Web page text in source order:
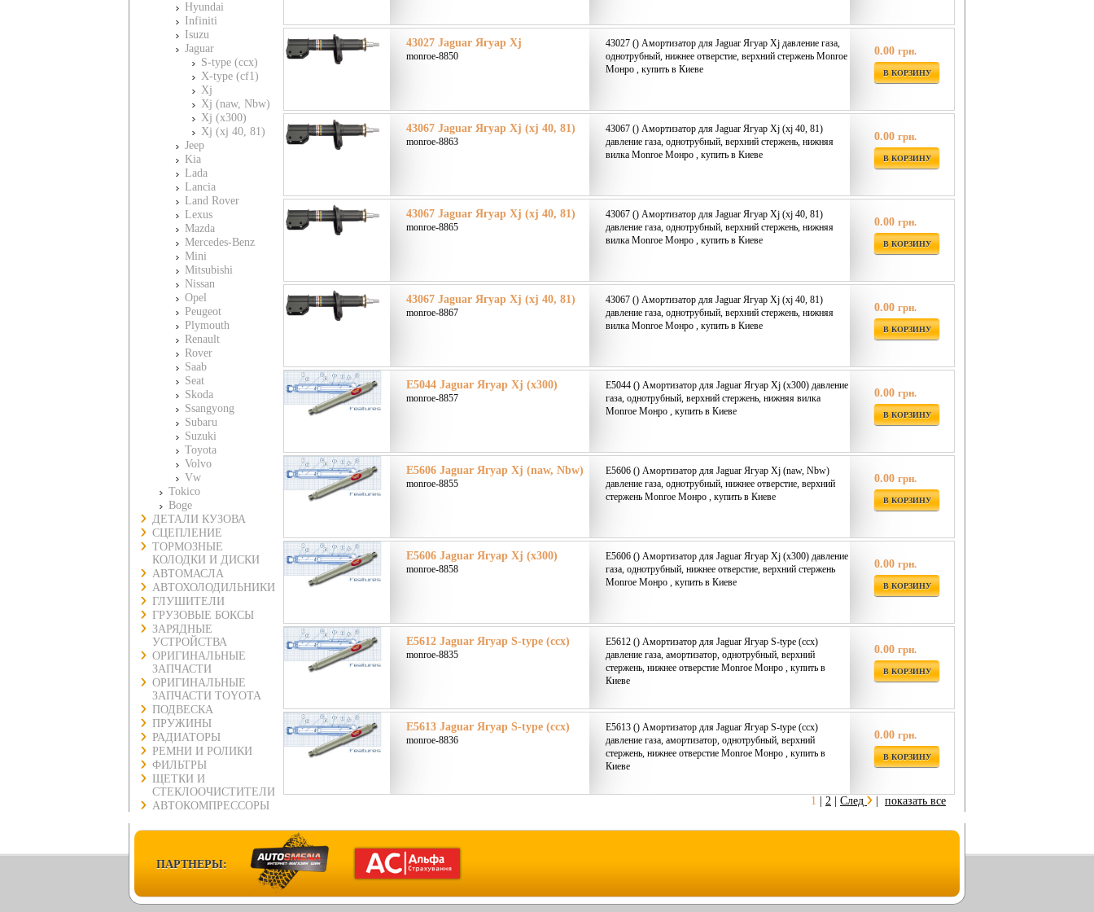
Hyundai
Infiniti
Isuzu
Jaguar
S-type (ccx)
X-type (cf1)
Xj
Xj (naw, Nbw)
Xj (x300)
Xj (xj 40, 81)
Jeep
Kia
Lada
Lancia
Land Rover
Lexus
Mazda
Mercedes-Benz
Mini
Mitsubishi
Nissan
Opel
Peugeot
Plymouth
Renault
Rover
Saab
Seat
Skoda
Ssangyong
Subaru
Suzuki
Toyota
Volvo
Vw
Tokico
Boge
ДЕТАЛИ КУЗОВА
СЦЕПЛЕНИЕ
ТОРМОЗНЫЕ
КОЛОДКИ И ДИСКИ
АВТОМАСЛА
АВТОХОЛОДИЛЬНИКИ
ГЛУШИТЕЛИ
ГРУЗОВЫЕ БОКСЫ
ЗАРЯДНЫЕ
УСТРОЙСТВА
ОРИГИНАЛЬНЫЕ
ЗАПЧАСТИ
ОРИГИНАЛЬНЫЕ
ЗАПЧАСТИ TOYOTA
ПОДВЕСКА
ПРУЖИНЫ
РАДИАТОРЫ
РЕМНИ И РОЛИКИ
ФИЛЬТРЫ
ЩЕТКИ И
СТЕКЛООЧИСТИТЕЛИ
АВТОКОМПРЕССОРЫ
43027 Jaguar Ягуар Xj
monroe-8850
43027 () Амортизатор для Jaguar Ягуар Xj давление газа,
однотрубный, нижнее отверстие, верхний стержень Monroe
Монро , купить в Киеве
0.00 грн.
В КОРЗИНУ
43067 Jaguar Ягуар Xj (xj 40, 81)
monroe-8863
43067 () Амортизатор для Jaguar Ягуар Xj (xj 40, 81)
давление газа, однотрубный, верхний стержень, нижняя
вилка Monroe Монро , купить в Киеве
0.00 грн.
В КОРЗИНУ
43067 Jaguar Ягуар Xj (xj 40, 81)
monroe-8865
43067 () Амортизатор для Jaguar Ягуар Xj (xj 40, 81)
давление газа, однотрубный, верхний стержень, нижняя
вилка Monroe Монро , купить в Киеве
0.00 грн.
В КОРЗИНУ
43067 Jaguar Ягуар Xj (xj 40, 81)
monroe-8867
43067 () Амортизатор для Jaguar Ягуар Xj (xj 40, 81)
давление газа, однотрубный, верхний стержень, нижняя
вилка Monroe Монро , купить в Киеве
0.00 грн.
В КОРЗИНУ
E5044 Jaguar Ягуар Xj (x300)
monroe-8857
E5044 () Амортизатор для Jaguar Ягуар Xj (x300) давление
газа, однотрубный, верхний стержень, нижняя вилка
Monroe Монро , купить в Киеве
0.00 грн.
В КОРЗИНУ
E5606 Jaguar Ягуар Xj (naw, Nbw)
monroe-8855
E5606 () Амортизатор для Jaguar Ягуар Xj (naw, Nbw)
давление газа, однотрубный, нижнее отверстие, верхний
стержень Monroe Монро , купить в Киеве
0.00 грн.
В КОРЗИНУ
E5606 Jaguar Ягуар Xj (x300)
monroe-8858
E5606 () Амортизатор для Jaguar Ягуар Xj (x300) давление
газа, однотрубный, нижнее отверстие, верхний стержень
Monroe Монро , купить в Киеве
0.00 грн.
В КОРЗИНУ
E5612 Jaguar Ягуар S-type (ccx)
monroe-8835
E5612 () Амортизатор для Jaguar Ягуар S-type (ccx)
давление газа, амортизатор, однотрубный, верхний
стержень, нижнее отверстие Monroe Монро , купить в
Киеве
0.00 грн.
В КОРЗИНУ
E5613 Jaguar Ягуар S-type (ccx)
monroe-8836
E5613 () Амортизатор для Jaguar Ягуар S-type (ccx)
давление газа, амортизатор, однотрубный, верхний
стержень, нижнее отверстие Monroe Монро , купить в
Киеве
0.00 грн.
В КОРЗИНУ
1 2 След показать все
ПАРТНЕРЫ: